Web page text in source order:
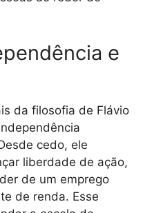
e
da filosofia de Flávio
cedo, ele
liberdade de ação,
de um emprego
de renda. Esse